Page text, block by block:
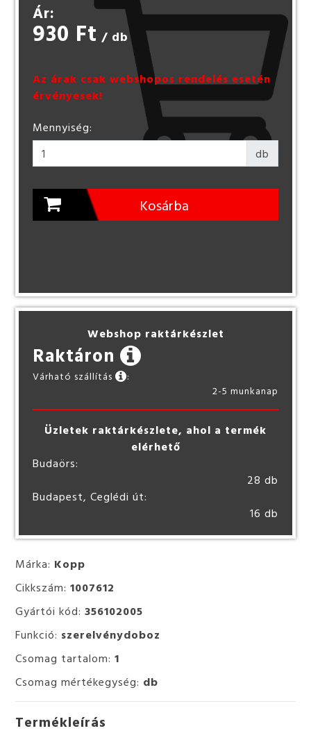
Márka: Kopp
Cikkszám:1007612
Gyártói kód:356102005
Funkció: szerelvénydoboz
Csomag tartalom:1
Csomag mértékegység: db
Termékleírás
Ár:
930 Ft / db
Az árak csak webshopos rendelés esetén
érvényesek!
Mennyiség:
db
Kosárba
Webshop raktárkészlet
Raktáron
Várható szállítás
:
2-5 munkanap
Üzletek raktárkészlete, ahol a termék
elérhető
Budaörs:
28 db
Budapest, Ceglédi út:
16 db